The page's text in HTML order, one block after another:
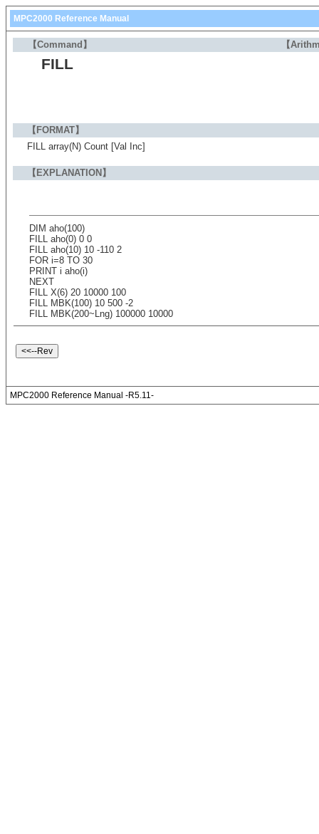
MPC2000 Reference Manual
【Command】 【
FILL
【FORMAT】
FILL array(N) Count [Val Inc]
【EXPLANATION】
DIM aho(100)
FILL aho(0) 0 0
FILL aho(10) 10 -110 2
FOR i=8 TO 30
PRINT i aho(i)
NEXT
FILL X(6) 20 10000 100
FILL MBK(100) 10 500 -2
FILL MBK(200~Lng) 100000 10000
MPC2000 Reference Manual -R5.11-